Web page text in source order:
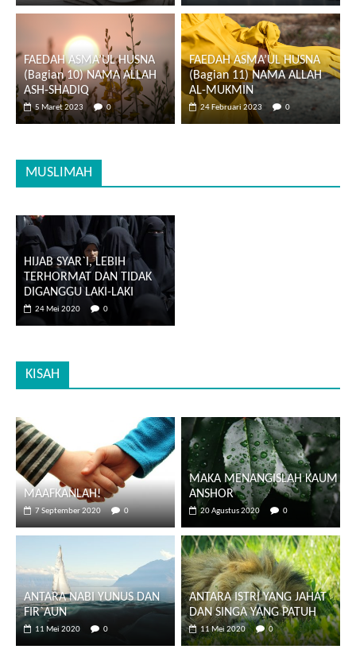
FAEDAH ASMA’UL HUSNA
(Bagian 10) NAMA ALLAH
ASH-SHADIQ
5 Maret 2023 0
FAEDAH ASMA’UL HUSNA
(Bagian 11) NAMA ALLAH
AL-MUKMIN
24 Februari 2023 0
MUSLIMAH
HIJAB SYAR`I, LEBIH
TERHORMAT DAN TIDAK
DIGANGGU LAKI-LAKI
24 Mei 2020 0
KISAH
MAAFKANLAH!
7 September 2020 0
MAKA MENANGISLAH KAUM
ANSHOR
20 Agustus 2020 0
ANTARA NABI YUNUS DAN
FIR`AUN
11 Mei 2020 0
ANTARA ISTRI YANG JAHAT
DAN SINGA YANG PATUH
11 Mei 2020 0